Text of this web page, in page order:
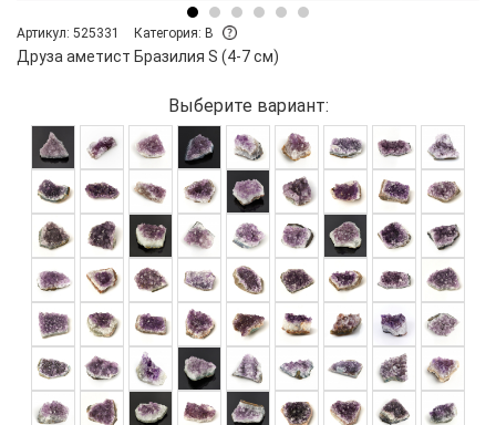
Артикул: 525331 Категория: B
Друза аметист Бразилия S (4-7 см)
Выберите вариант: